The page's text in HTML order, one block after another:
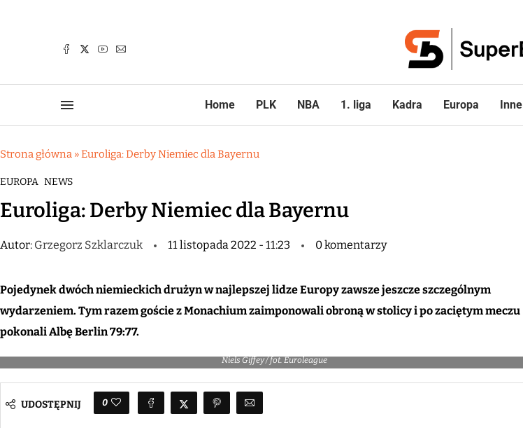
Home PLK NBA 1. liga Kadra Europa Inne
Strona główna »Euroliga: Derby Niemiec dla Bayernu
EUROPA NEWS
Euroliga: Derby Niemiec dla Bayernu
Autor: Grzegorz Szklarczuk 11 listopada 2022 - 11:23 0 komentarzy
Pojedynek dwóch niemieckich drużyn w najlepszej lidze Europy zawsze jeszcze szczególnym
wydarzeniem. Tym razem goście z Monachium zaimponowali obroną w stolicy i po zaciętym meczu
pokonali Albę Berlin 79:77.
Niels Giffey / fot. Euroleague
UDOSTĘPNIJ 0